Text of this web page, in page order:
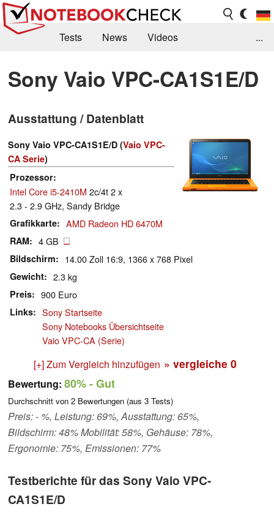
Tests News
Videos
Kaufberatung
Deals Suche
Jobs
Forum
...
Sony Vaio VPC-CA1S1E/D
Ausstattung / Datenblatt
Sony Vaio VPC-CA1S1E/D (Vaio VPC-
CA Serie)
Prozessor
Intel Core i5-2410M 2c/4t 2 x
2.3 - 2.9 GHz, Sandy Bridge
Grafikkarte AMD Radeon HD 6470M
RAM 4 GB
Bildschirm 14.00 Zoll 16:9, 1366 x 768 Pixel
Gewicht 2.3 kg
Preis 900 Euro
Links
Sony Startseite
Sony Notebooks Übersichtseite
Vaio VPC-CA (Serie)
[+] Zum Vergleich hinzufügen » vergleiche 0
Bewertung: 80%- Gut
Durchschnitt von 2 Bewertungen (aus 3 Tests)
Preis: - %, Leistung: 69%, Ausstattung: 65%,
Bildschirm: 48% Mobilität: 58%, Gehäuse: 78%,
Ergonomie: 75%, Emissionen: 77%
Testberichte für das Sony Vaio VPC-
CA1S1E/D